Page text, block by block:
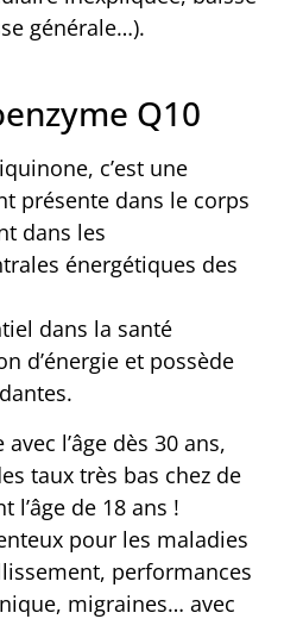
générale…).
Q10
c’est une
présente dans le corps
dans les
énergétiques des
dans la santé
d’énergie et possède
l’âge dès 30 ans,
taux très bas chez de
l’âge de 18 ans !
pour les maladies
performances
migraines… avec